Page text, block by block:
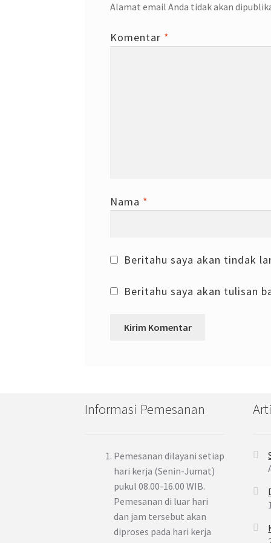
Alamat email Anda tidak akan
Komentar *
Nama *
Beritahu saya akan tindak
Beritahu saya akan tulisan
Informasi Pemesanan
Pemesanan dilayani setiap
hari kerja (Senin-Jumat)
pukul 08.00-16.00 WIB.
Pemesanan di luar hari
dan jam tersebut akan
diproses pada hari kerja